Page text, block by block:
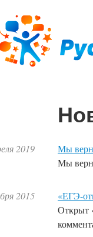
2019
Мы
Мы
2015
«ЕГЭ-
Открыт